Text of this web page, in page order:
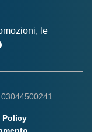
le
03044500241
Policy